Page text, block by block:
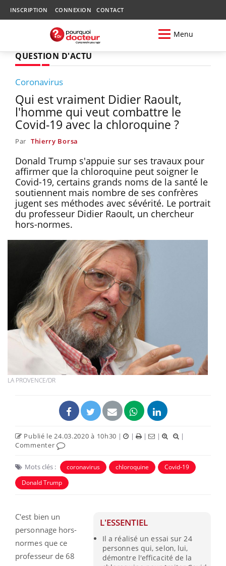
INSCRIPTION CONNEXION CONTACT
Menu
QUESTION D'ACTU
Coronavirus
Qui est vraiment Didier Raoult,
l'homme qui veut combattre le
Covid-19 avec la chloroquine ?
Par Thierry Borsa
Donald Trump s'appuie sur ses travaux pour
affirmer que la chloroquine peut soigner le
Covid-19, certains grands noms de la santé le
soutiennent mais nombre de ses confrères
jugent ses méthodes avec sévérité. Le portrait
du professeur Didier Raoult, un chercheur
hors-normes.
LA PROVENCE/DR
Publié le 24.03.2020 à 10h30 | | | |
|
Commenter
Mots clés : coronavirus chloroquine
Covid-19
Donald Trump
L'ESSENTIEL
Il a réalisé un essai sur 24
personnes qui, selon, lui,
démontre l'efficacité de la
C'est bien un
personnage hors-
normes que ce
professeur de 68